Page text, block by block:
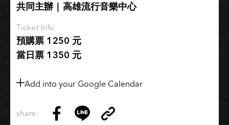
共同主辦｜高雄流行音樂中心
Ticket Info
預購票 1250 元
當日票 1350 元
Add into your Google Calendar
share:
Copy